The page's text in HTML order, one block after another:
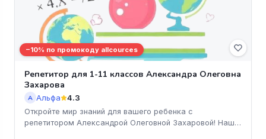
−10% по промокоду allcources
Репетитор для 1-11 классов Александра Олеговна
Захарова
А Альфа 4.3
Откройте мир знаний для вашего ребенка с
репетитором Александрой Олеговной Захаровой! Наш